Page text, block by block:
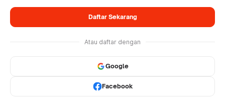
Daftar Sekarang
Atau daftar dengan
Google
Facebook